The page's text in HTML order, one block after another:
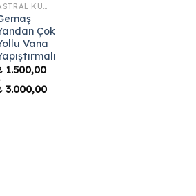
ASTRAL KUM FILTRESI
Çok
Vana
1.500,00
3.000,00Fiyat